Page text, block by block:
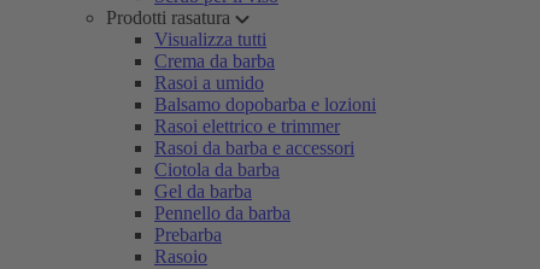
Prodotti rasatura
Visualizza tutti
Crema da barba
Rasoi a umido
Balsamo dopobarba e lozioni
Rasoi elettrico e trimmer
Rasoi da barba e accessori
Ciotola da barba
Gel da barba
Pennello da barba
Prebarba
Rasoio